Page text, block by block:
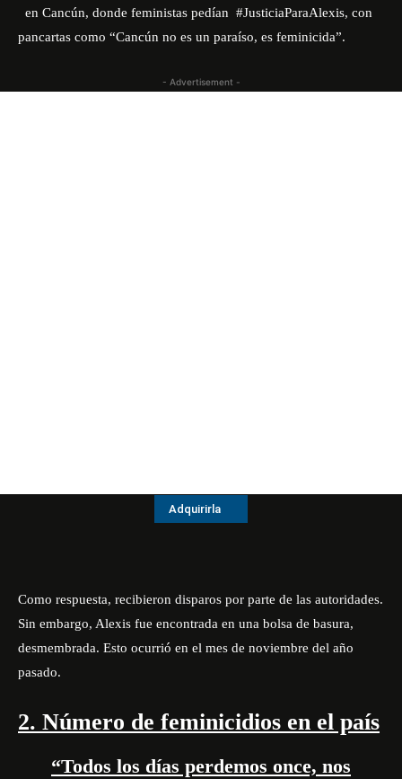
en Cancún, donde feministas pedían #JusticiaParaAlexis, con
pancartas como “Cancún no es un paraíso, es feminicida”.
- Advertisement -
Adquirirla
Como respuesta, recibieron disparos por parte de las autoridades.
Sin embargo, Alexis fue encontrada en una bolsa de basura,
desmembrada. Esto ocurrió en el mes de noviembre del año
pasado.
2. Número de feminicidios en el país
“Todos los días perdemos once, nos